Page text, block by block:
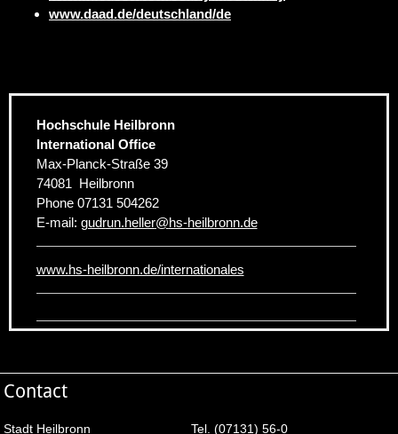
www.daad.de/deutschland/de
Hochschule Heilbronn
International Office
Max-Planck-Straße 39
74081 Heilbronn
Phone 07131 504262
E-mail: gudrun.heller@hs-heilbronn.de
www.hs-heilbronn.de/internationales
Contact
Stadt Heilbronn Tel. (07131) 56-0